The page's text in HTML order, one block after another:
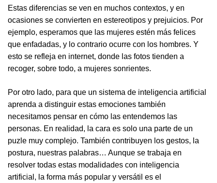
Estas diferencias se ven en muchos contextos, y en
ocasiones se convierten en estereotipos y prejuicios. Por
ejemplo, esperamos que las mujeres estén más felices
que enfadadas, y lo contrario ocurre con los hombres. Y
esto se refleja en internet, donde las fotos tienden a
recoger, sobre todo, a mujeres sonrientes.
Por otro lado, para que un sistema de inteligencia artificial
aprenda a distinguir estas emociones también
necesitamos pensar en cómo las entendemos las
personas. En realidad, la cara es solo una parte de un
puzle muy complejo. También contribuyen los gestos, la
postura, nuestras palabras… Aunque se trabaja en
resolver todas estas modalidades con inteligencia
artificial, la forma más popular y versátil es el